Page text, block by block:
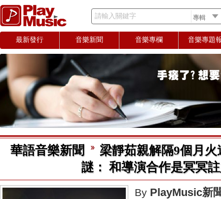
請輸入關鍵字
最新發行 音樂新聞 音樂專欄 音樂專題
華語音樂新聞
梁靜茹親解隔9個月
謎： 和導演合作是冥冥
By PlayMusic新